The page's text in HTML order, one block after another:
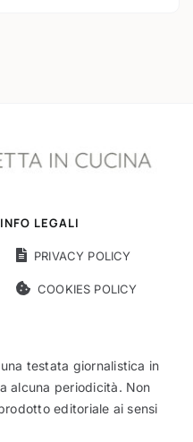
INFO LEGALI
PRIVACY POLICY
COOKIES POLICY
testata giornalistica in
alcuna periodicità. Non
editoriale ai sensi